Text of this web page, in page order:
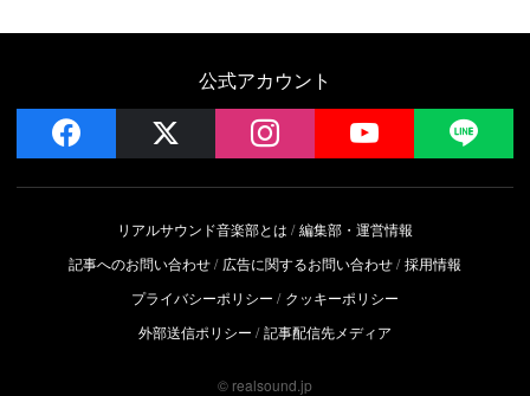
公式アカウント
facebook instagram YouTube
リアルサウンド音楽部とは
編集部・運営情報
記事へのお問い合わせ
広告に関するお問い合わせ 採用情報
プライバシーポリシー
クッキーポリシー
外部送信ポリシー
記事配信先メディア
© realsound.jp